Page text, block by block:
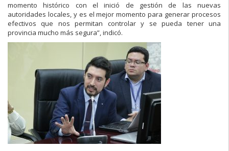
momento histórico con el inició de gestión de las nuevas
autoridades locales, y es el mejor momento para generar procesos
efectivos que nos permitan controlar y se pueda tener una
provincia mucho más segura”, indicó.